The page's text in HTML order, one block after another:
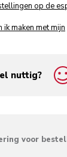
op de
maken met mijn
nuttig?
voor